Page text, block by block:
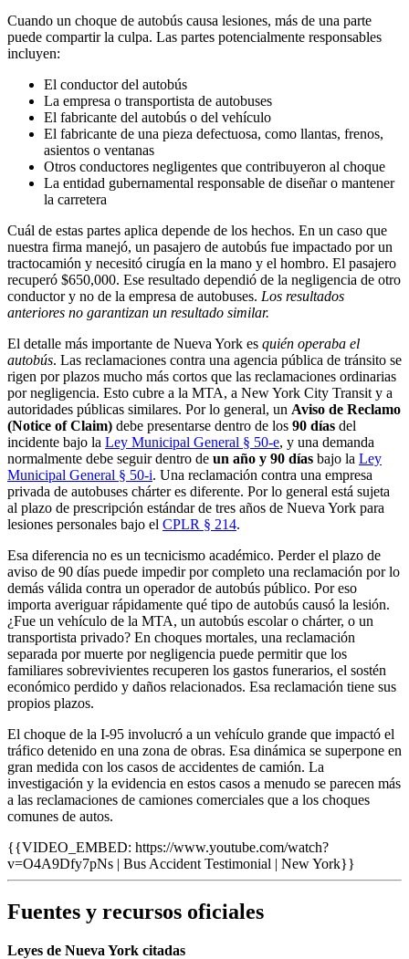
Cuando un choque de autobús causa lesiones, más de una parte
puede compartir la culpa. Las partes potencialmente responsables
incluyen:
El conductor del autobús
La empresa o transportista de autobuses
El fabricante del autobús o del vehículo
El fabricante de una pieza defectuosa, como llantas, frenos,
asientos o ventanas
Otros conductores negligentes que contribuyeron al choque
La entidad gubernamental responsable de diseñar o mantener
la carretera
Cuál de estas partes aplica depende de los hechos. En un caso que
nuestra firma manejó, un pasajero de autobús fue impactado por un
tractocamión y necesitó cirugía en la mano y el hombro. El pasajero
recuperó $650,000. Ese resultado dependió de la negligencia de otro
conductor y no de la empresa de autobuses. Los resultados
anteriores no garantizan un resultado similar.
El detalle más importante de Nueva York es quién operaba el
autobús. Las reclamaciones contra una agencia pública de tránsito se
rigen por plazos mucho más cortos que las reclamaciones ordinarias
por negligencia. Esto cubre a la MTA, a New York City Transit y a
autoridades públicas similares. Por lo general, un Aviso de Reclamo
(Notice of Claim) debe presentarse dentro de los 90 días del
incidente bajo la Ley Municipal General § 50-e, y una demanda
normalmente debe seguir dentro de un año y 90 días bajo la Ley
Municipal General § 50-i. Una reclamación contra una empresa
privada de autobuses chárter es diferente. Por lo general está sujeta
al plazo de prescripción estándar de tres años de Nueva York para
lesiones personales bajo el CPLR § 214.
Esa diferencia no es un tecnicismo académico. Perder el plazo de
aviso de 90 días puede impedir por completo una reclamación por lo
demás válida contra un operador de autobús público. Por eso
importa averiguar rápidamente qué tipo de autobús causó la lesión.
¿Fue un vehículo de la MTA, un autobús escolar o chárter, o un
transportista privado? En choques mortales, una reclamación
separada por muerte por negligencia puede permitir que los
familiares sobrevivientes recuperen los gastos funerarios, el sostén
económico perdido y daños relacionados. Esa reclamación tiene sus
propios plazos.
El choque de la I-95 involucró a un vehículo grande que impactó el
tráfico detenido en una zona de obras. Esa dinámica se superpone en
gran medida con los casos de accidentes de camión. La
investigación y la evidencia en estos casos a menudo se parecen más
a las reclamaciones de camiones comerciales que a los choques
comunes de autos.
{{VIDEO_EMBED: https://www.youtube.com/watch?
v=O4A9Dfy7pNs | Bus Accident Testimonial | New York}}
Fuentes y recursos oficiales
Leyes de Nueva York citadas